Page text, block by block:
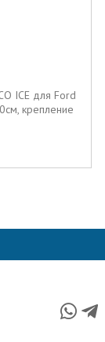
ICE для Ford
крепление